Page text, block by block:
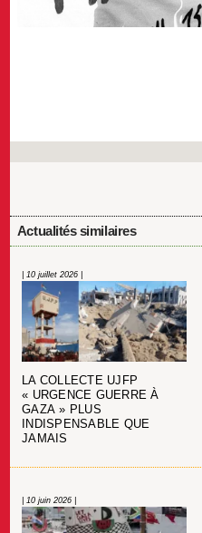
Actualités similaires
| 10 juillet 2026 |
LA COLLECTE UJFP
« URGENCE GUERRE À
GAZA » PLUS
INDISPENSABLE QUE
JAMAIS
| 10 juin 2026 |